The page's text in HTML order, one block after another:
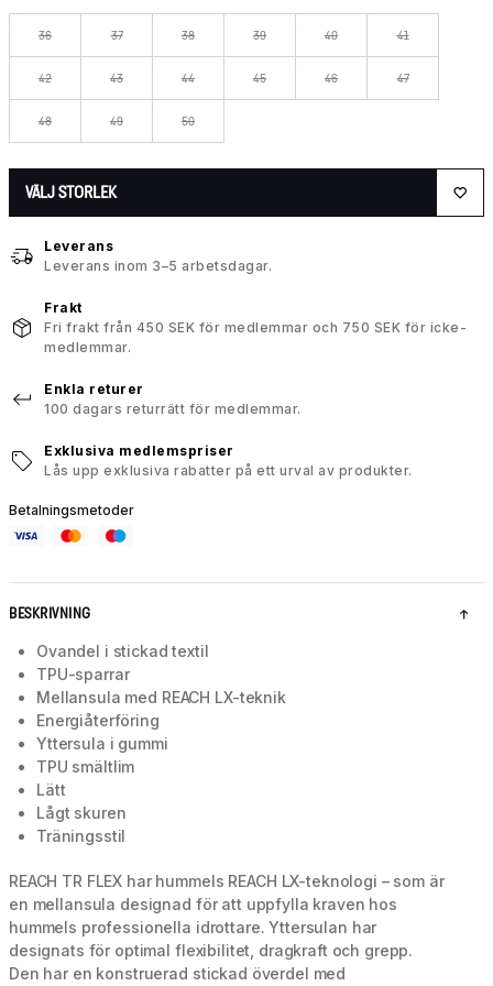
36 37 38 39 40 41
42 43 44 45 46 47
48 49 50
VÄLJ STORLEK
Leverans
Leverans inom 3–5 arbetsdagar.
Frakt
Fri frakt från 450 SEK för medlemmar och 750 SEK för icke-
medlemmar.
Enkla returer
100 dagars returrätt för medlemmar.
Exklusiva medlemspriser
Lås upp exklusiva rabatter på ett urval av produkter.
Betalningsmetoder
BESKRIVNING
Ovandel i stickad textil
TPU-sparrar
Mellansula med REACH LX-teknik
Energiåterföring
Yttersula i gummi
TPU smältlim
Lätt
Lågt skuren
Träningsstil
REACH TR FLEX har hummels REACH LX-teknologi – som är
en mellansula designad för att uppfylla kraven hos
hummels professionella idrottare. Yttersulan har
designats för optimal flexibilitet, dragkraft och grepp.
Den har en konstruerad stickad överdel med